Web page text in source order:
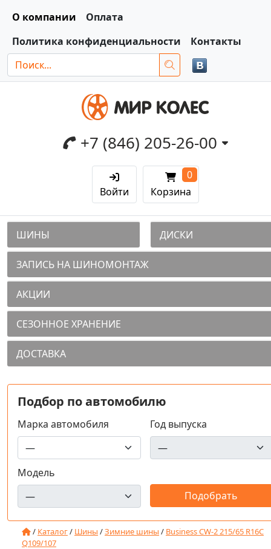
О компании
Оплата
Политика конфиденциальности
Контакты
+7 (846) 205-26-00
Войти Корзина
0
ШИНЫ ДИСКИ
ЗАПИСЬ НА ШИНОМОНТАЖ
АКЦИИ
СЕЗОННОЕ ХРАНЕНИЕ
ДОСТАВКА
Подбор по автомобилю
Марка автомобиля Год выпуска
Модель
/ Каталог/ Шины /Зимние шины / Business CW-2 215/65 R16C
Q109/107